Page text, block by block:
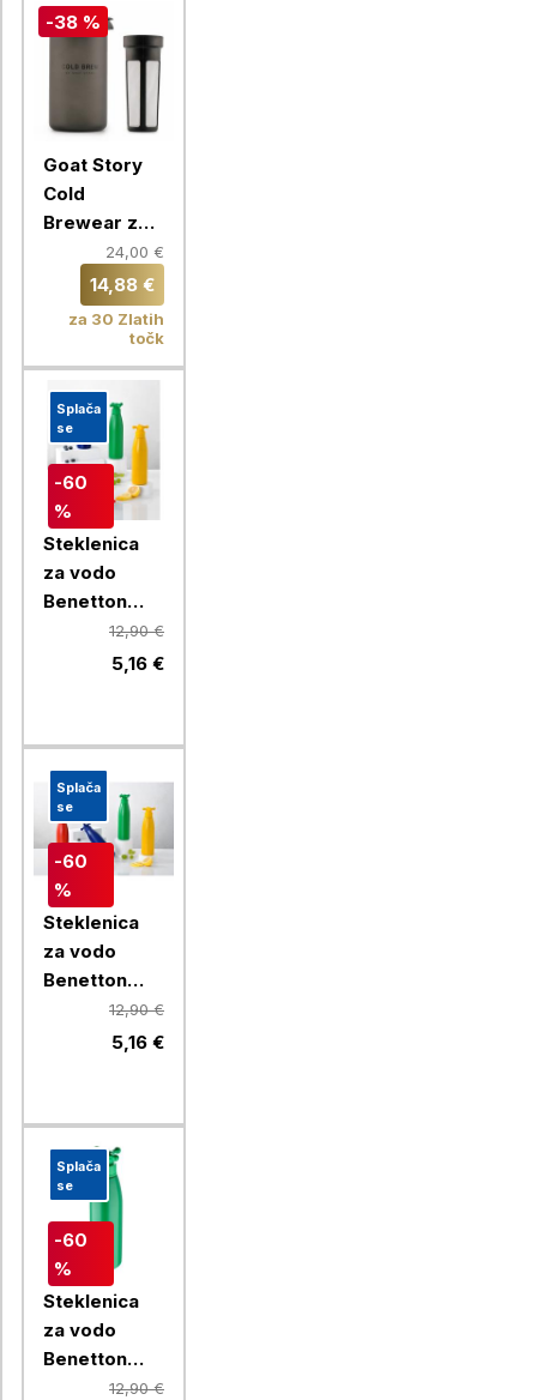
-38 %
Goat Story
Cold
Brewear za
pripravo
kave
24,00 €
14,88 €
za 30 Zlatih
točk
Splača
se
-60
%
Steklenica
za vodo
Benetton
Rainbow 750
ml, rumena
12,90 €
5,16 €
Splača
se
-60
%
Steklenica
za vodo
Benetton
Rainbow 750
ml, rdeča
12,90 €
5,16 €
Splača
se
-60
%
Steklenica
za vodo
Benetton
Rainbow 750
12,90 €